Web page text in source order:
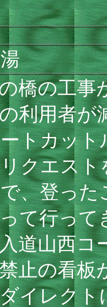
の工事
利用者が
トカット
クエスト
、登った
て行って
山西コ
止の看板
イレクト